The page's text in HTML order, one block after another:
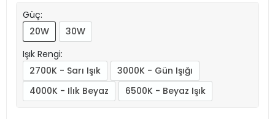
Güç:
20W
30W
Işık Rengi:
2700K - Sarı Işık
3000K - Gün Işığı
4000K - Ilık Beyaz
6500K - Beyaz Işık